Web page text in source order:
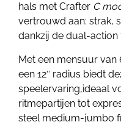
hals met Crafter C
vertrouwd aan: strak,
dankzij de dual-action
Met een mensuur van
een 12″ radius biedt
speelervaring,ideaal
ritmepartijen tot
steel medium-jumbo